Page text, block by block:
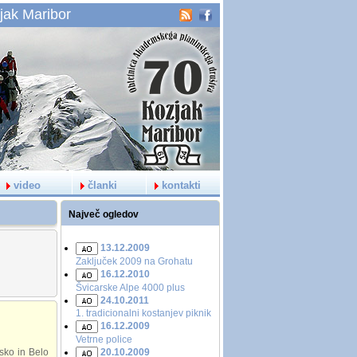
Maribor
video članki kontakti
Največ ogledov
in Belo
13.12.2009
Zaključek 2009 na Grohatu
16.12.2010
Švicarske Alpe 4000 plus
24.10.2011
1. tradicionalni kostanjev piknik
16.12.2009
Vetrne police
20.10.2009